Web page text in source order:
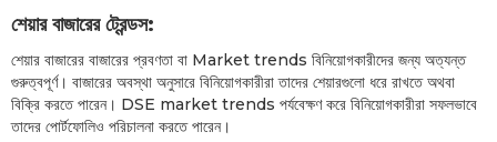
শেয়ার বাজারের ট্রেন্ডস:
শেয়ার বাজারের বাজারের প্রবণতা বা Market trends বিনিয়োগকারীদের জন্য অত্যন্ত
গুরুত্বপূর্ণ। বাজারের অবস্থা অনুসারে বিনিয়োগকারীরা তাদের শেয়ারগুলো ধরে রাখতে অথবা
বিক্রি করতে পারেন। DSE market trends পর্যবেক্ষণ করে বিনিয়োগকারীরা সফলভাবে
তাদের পোর্টফোলিও পরিচালনা করতে পারেন।